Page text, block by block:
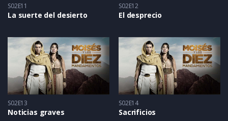
S02E11
La suerte del desierto
S02E12
El desprecio
S02E13
Noticias graves
S02E14
Sacrificios